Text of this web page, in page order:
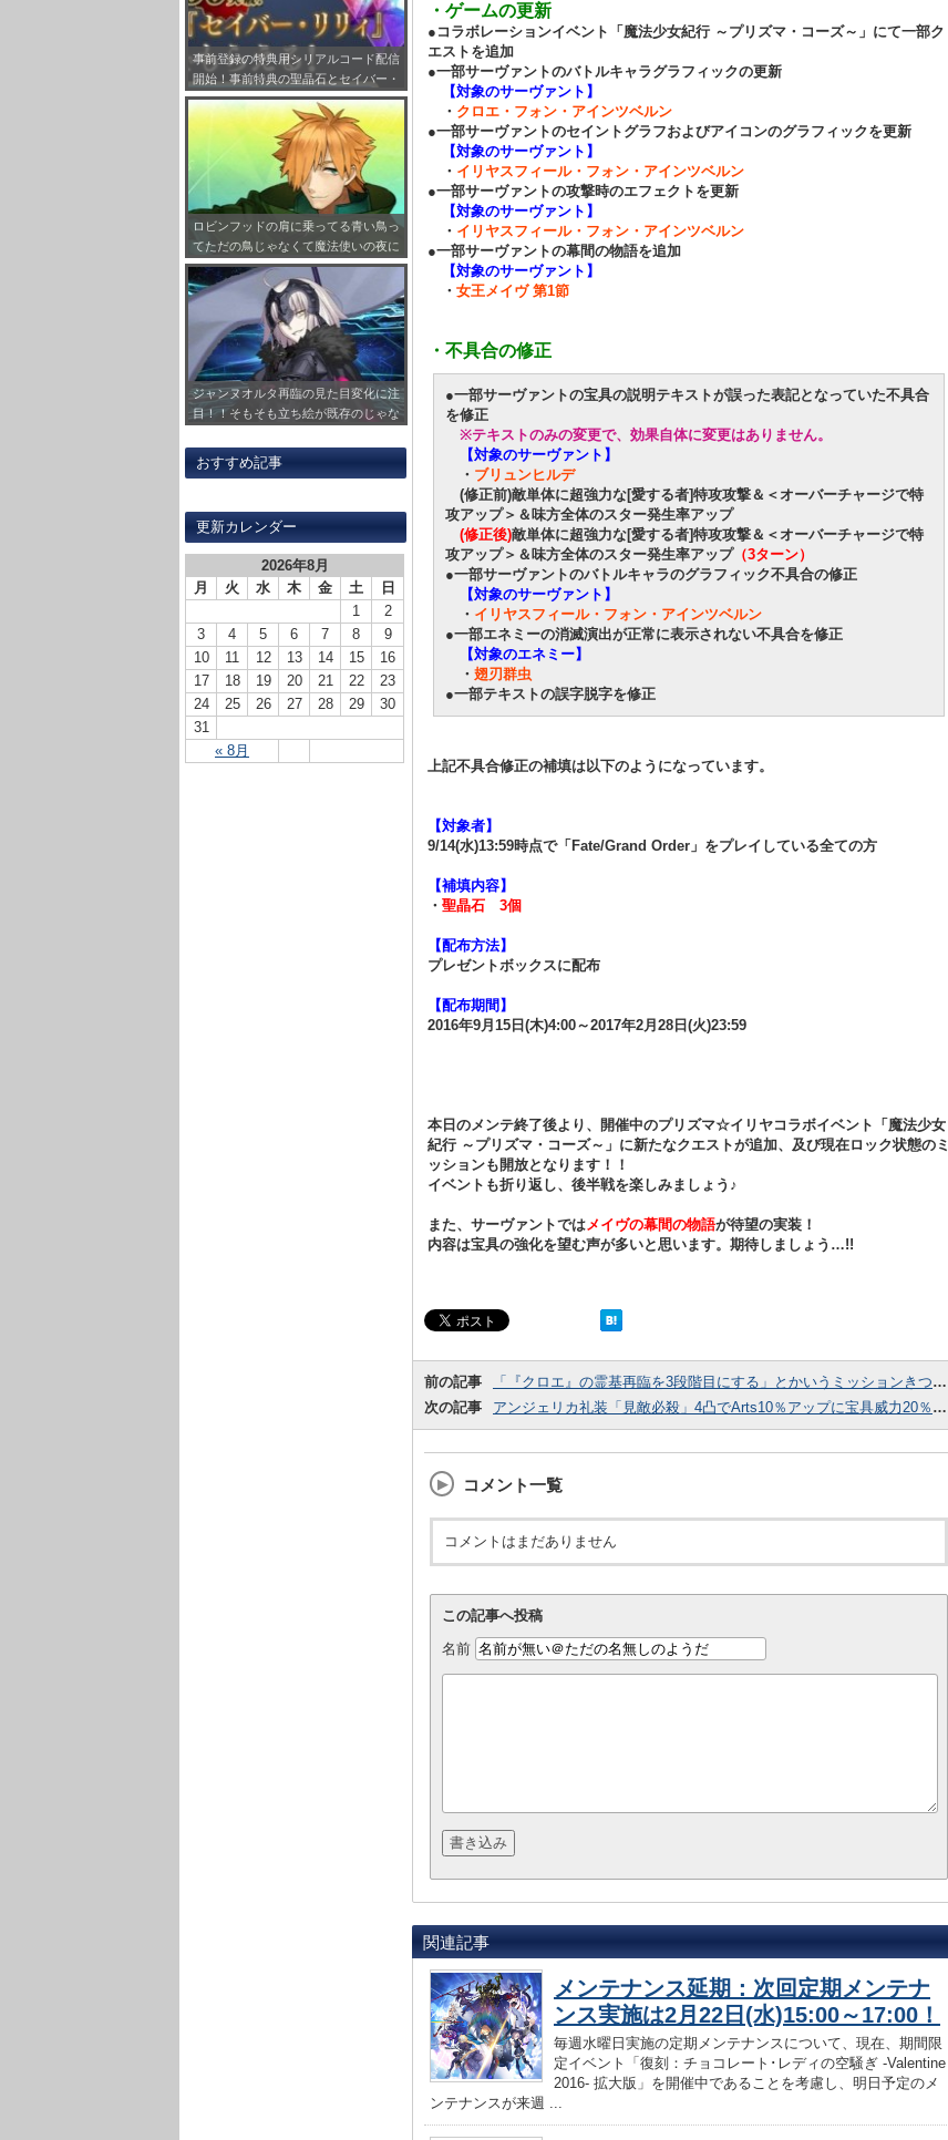
事前登録の特典用シリアルコード配信
開始！事前特典の聖晶石とセイバー・
リリィの受け取り方法をまとめてみ
た！
ロビンフッドの肩に乗ってる青い鳥っ
てただの鳥じゃなくて魔法使いの夜に
出てくるロビンなのな！ロビンonロ
ビンｗｗｗ
ジャンヌオルタ再臨の見た目変化に注
目！！そもそも立ち絵が既存のじゃな
したｗｗｗ
おすすめ記事
更新カレンダー
2026年8月
月
火 水 木 金 土 日
« 8月
1
2
3
4 5 6 7 8
9
10
11 12 13 14 15
16
17
18 19 20 21 22
23
24
25 26 27 28 29
30
31
・ゲームの更新
●コラボレーションイベント「魔法少女紀行 ～プリズマ・コーズ～」にて一部ク
エストを追加
●一部サーヴァントのバトルキャラグラフィックの更新
【対象のサーヴァント】
・ クロエ・フォン・アインツベルン
●一部サーヴァントのセイントグラフおよびアイコンのグラフィックを更新
【対象のサーヴァント】
・ イリヤスフィール・フォン・アインツベルン
●一部サーヴァントの攻撃時のエフェクトを更新
【対象のサーヴァント】
・ イリヤスフィール・フォン・アインツベルン
●一部サーヴァントの幕間の物語を追加
【対象のサーヴァント】
・ 女王メイヴ 第1節
・不具合の修正
●一部サーヴァントの宝具の説明テキストが誤った表記となっていた不具合
を修正
※テキストのみの変更で、効果自体に変更はありません。
【対象のサーヴァント】
・ ブリュンヒルデ
(修正前)敵単体に超強力な[愛する者]特攻攻撃＆＜オーバーチャージで特
攻アップ＞＆味方全体のスター発生率アップ
(修正後)敵単体に超強力な[愛する者]特攻攻撃＆＜オーバーチャージで特
攻アップ＞＆味方全体のスター発生率アップ（3ターン）
●一部サーヴァントのバトルキャラのグラフィック不具合の修正
【対象のサーヴァント】
・ イリヤスフィール・フォン・アインツベルン
●一部エネミーの消滅演出が正常に表示されない不具合を修正
【対象のエネミー】
・ 翅刃群虫
●一部テキストの誤字脱字を修正
上記不具合修正の補填は以下のようになっています。
【対象者】
9/14(水)13:59時点で「Fate/Grand Order」をプレイしている全ての方
【補填内容】
・ 聖晶石 3個
【配布方法】
プレゼントボックスに配布
【配布期間】
2016年9月15日(木)4:00～2017年2月28日(火)23:59
本日のメンテ終了後より、開催中のプリズマ☆イリヤコラボイベント「魔法少女
紀行 ～プリズマ・コーズ～」に新たなクエストが追加、及び現在ロック状態のミ
ッションも開放となります！！
イベントも折り返し、後半戦を楽しみましょう♪
また、サーヴァントではメイヴの幕間の物語が待望の実装！
内容は宝具の強化を望む声が多いと思います。期待しましょう…!!
前の記事
「『クロエ』の霊基再臨を3段階目にする」とかいうミッションきついわー！金種火いくつぐらい使うんだよ
次の記事
アンジェリカ礼装「見敵必殺」4凸でArts10％アップに宝具威力20％アップって結構強くないか？？
コメント一覧
コメントはまだありません
この記事へ投稿
名前
関連記事
メンテナンス延期：次回定期メンテナ
ンス実施は2月22日(水)15:00～17:00！
毎週水曜日実施の定期メンテナンスについて、現在、期間限
定イベント「復刻：チョコレート･レディの空騒ぎ -Valentine
2016- 拡大版」を開催中であることを考慮し、明日予定のメ
ンテナンスが来週 ...